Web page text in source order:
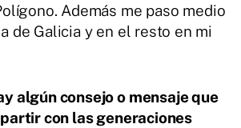
Además me paso medio
de Galicia y en el resto en mi
algún consejo o mensaje que
con las generaciones